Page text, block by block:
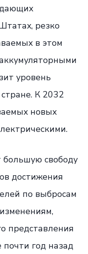
резко
в этом
уровень
К 2032
новых
большую свободу
достижения
по выбросам
представления
год назад